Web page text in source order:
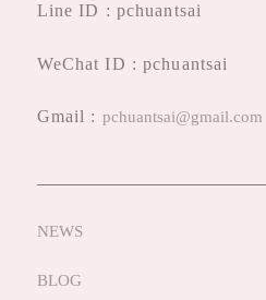
Line ID : pchuantsai
WeChat ID : pchuantsai
Gmail : pchuantsai@gmail.com
NEWS
BLOG